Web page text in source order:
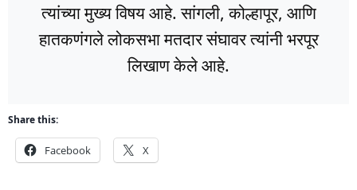
त्यांच्या मुख्य विषय आहे. सांगली, कोल्हापूर, आणि
हातकणंगले लोकसभा मतदार संघावर त्यांनी भरपूर
लिखाण केले आहे.
Share this:
Facebook X